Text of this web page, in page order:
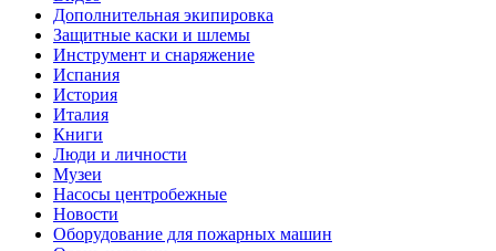
Дополнительная экипировка
Защитные каски и шлемы
Инструмент и снаряжение
Испания
История
Италия
Книги
Люди и личности
Музеи
Насосы центробежные
Новости
Оборудование для пожарных машин